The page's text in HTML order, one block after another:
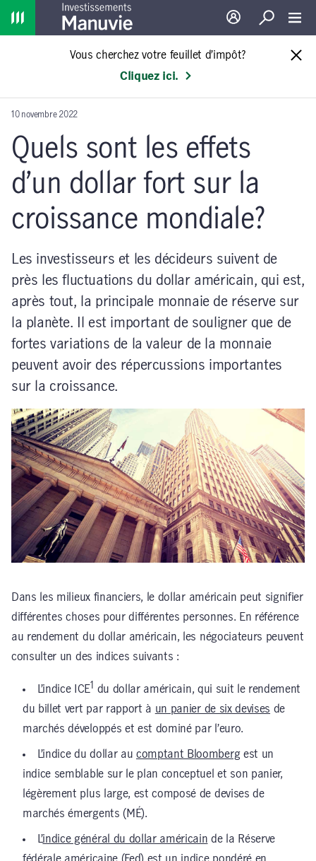
Home
Ouverture de
Recherche
Vous cherchez votre feuillet d’impôt?
Cliquez ici.
10 novembre 2022
Quels sont les effets
d’un dollar fort sur la
croissance mondiale?
Les investisseurs et les décideurs suivent de
près les fluctuations du dollar américain, qui est,
après tout, la principale monnaie de réserve sur
la planète. Il est important de souligner que de
fortes variations de la valeur de la monnaie
peuvent avoir des répercussions importantes
sur la croissance.
Dans les milieux financiers, le dollar américain peut signifier
différentes choses pour différentes personnes. En référence
au rendement du dollar américain, les négociateurs peuvent
consulter un des indices suivants :
L’indice ICE1 du dollar américain, qui suit le rendement
du billet vert par rapport à un panier de six devises de
marchés développés et est dominé par l’euro.
L’indice du dollar au comptant Bloombergest un
indice semblable sur le plan conceptuel et son panier,
légèrement plus large, est composé de devises de
marchés émergents (MÉ).
L’indice général du dollar américain de la Réserve